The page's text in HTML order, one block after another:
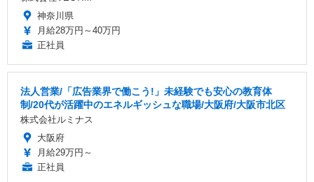
神奈川県
月給28万円～40万円
正社員
法人営業/「広告業界で働こう!」未経験でも安心の教育体
制/20代が活躍中のエネルギッシュな職場/大阪府/大阪市北区
株式会社ルミナス
大阪府
月給29万円～
正社員